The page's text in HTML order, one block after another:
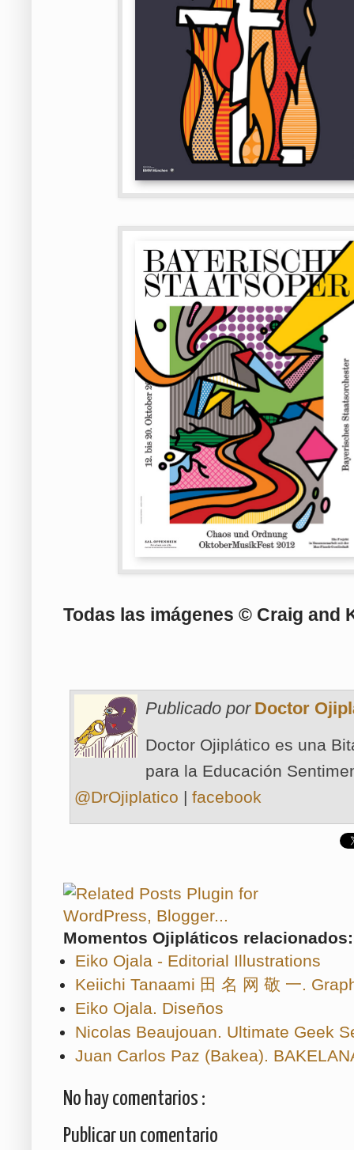
Todas las imágenes © Craig and
Publicado por Doctor
Doctor Ojiplático es una
para la Educación
@DrOjiplatico | facebook
Momentos Ojipláticos relacionados:
Eiko Ojala - Editorial Illustrations
Keiichi Tanaami 田 名 网 敬 一.
Eiko Ojala. Diseños
Nicolas Beaujouan. Ultimate Geek
Juan Carlos Paz (Bakea).
No hay comentarios :
Publicar un comentario